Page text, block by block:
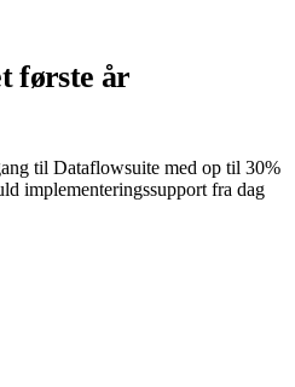
første år
til Dataflowsuite med op til 30%
implementeringssupport fra dag